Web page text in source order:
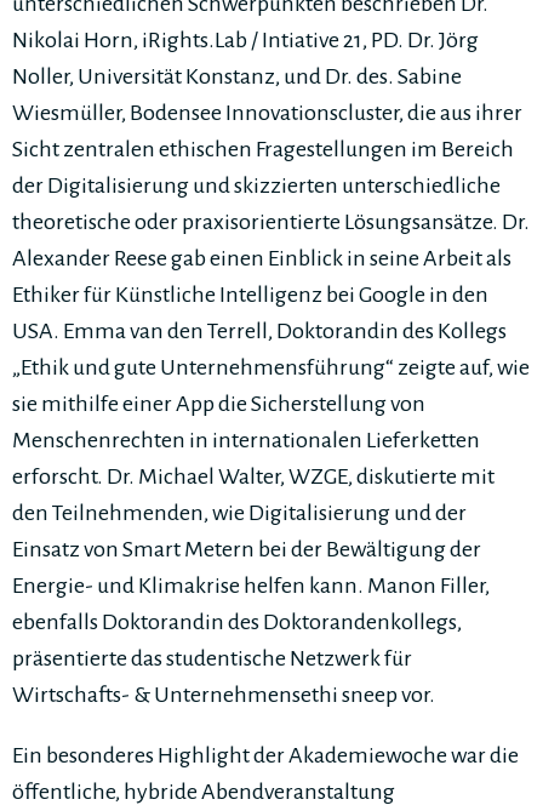
Nikolai Horn, iRights.Lab / Intiative 21, PD. Dr. Jörg
Noller, Universität Konstanz, und Dr. des. Sabine
Wiesmüller, Bodensee Innovationscluster, die aus ihrer
Sicht zentralen ethischen Fragestellungen im Bereich
der Digitalisierung und skizzierten unterschiedliche
theoretische oder praxisorientierte Lösungsansätze. Dr.
Alexander Reese gab einen Einblick in seine Arbeit als
Ethiker für Künstliche Intelligenz bei Google in den
USA. Emma van den Terrell, Doktorandin des Kollegs
„Ethik und gute Unternehmensführung“ zeigte auf, wie
sie mithilfe einer App die Sicherstellung von
Menschenrechten in internationalen Lieferketten
erforscht. Dr. Michael Walter, WZGE, diskutierte mit
den Teilnehmenden, wie Digitalisierung und der
Einsatz von Smart Metern bei der Bewältigung der
Energie- und Klimakrise helfen kann. Manon Filler,
ebenfalls Doktorandin des Doktorandenkollegs,
präsentierte das studentische Netzwerk für
Wirtschafts- & Unternehmensethi sneep vor.
Ein besonderes Highlight der Akademiewoche war die
öffentliche, hybride Abendveranstaltung